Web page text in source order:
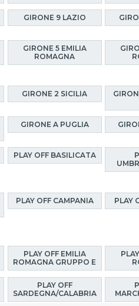
GIRONE 9 LAZIO
GIRONE 5 EMILIA
ROMAGNA
GIRONE 2 SICILIA
GIRONE A PUGLIA
PLAY OFF BASILICATA
PLAY OFF CAMPANIA PLAY
PLAY OFF EMILIA
ROMAGNA GRUPPO E
PLAY OFF
SARDEGNA/CALABRIA